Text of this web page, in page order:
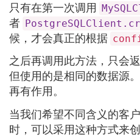
只有在第一次调用
者
候，才会真正的根据
之后再调用此方法，只会
但使用的是相同的数据源
再有作用。
当我们希望不同含义的客
时，可以采用这种方式来